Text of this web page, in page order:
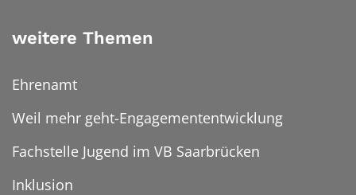
weitere Themen
Ehrenamt
Weil mehr geht-Engagemententwicklung
Fachstelle Jugend im VB Saarbrücken
Inklusion